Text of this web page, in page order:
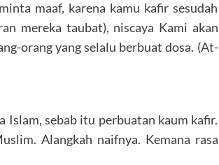
maaf, karena kamu kafir sesudah
mereka taubat), niscaya Kami akan
orang yang selalu berbuat dosa. (At-
Islam, sebab itu perbuatan kaum kafir.
Alangkah naifnya. Kemana rasa